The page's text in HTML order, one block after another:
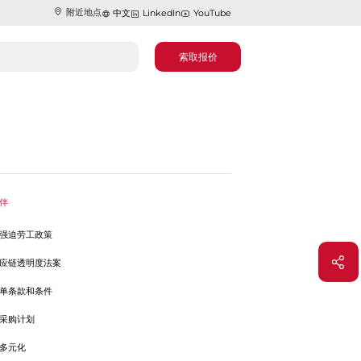
附近地点 中文 LinkedIn YouTube
索取报价
迫劳工政策
链透明度法案
条款和条件
购计划
元化